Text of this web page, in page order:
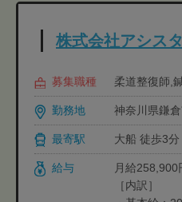
株式会社アシス
募集職種 柔道整復師,
勤務地 神奈川県鎌
最寄駅 大船 徒歩3分
給与
月給258,900
［内訳］